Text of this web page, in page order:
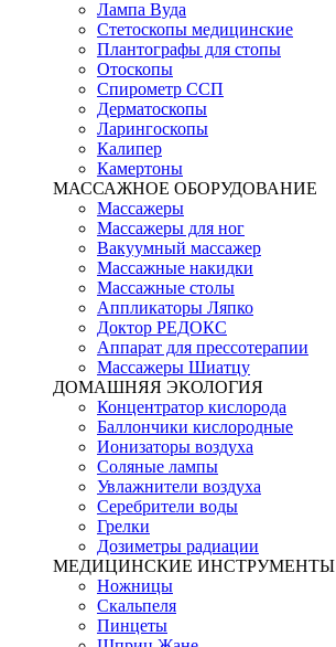
Лампа Вуда
Стетоскопы медицинские
Плантографы для стопы
Отоскопы
Спирометр ССП
Дерматоскопы
Ларингоскопы
Калипер
Камертоны
МАССАЖНОЕ ОБОРУДОВАНИЕ
Массажеры
Массажеры для ног
Вакуумный массажер
Массажные накидки
Массажные столы
Аппликаторы Ляпко
Доктор РЕДОКС
Аппарат для прессотерапии
Массажеры Шиатцу
ДОМАШНЯЯ ЭКОЛОГИЯ
Концентратор кислорода
Баллончики кислородные
Ионизаторы воздуха
Соляные лампы
Увлажнители воздуха
Серебрители воды
Грелки
Дозиметры радиации
МЕДИЦИНСКИЕ ИНСТРУМЕНТЫ
Ножницы
Скальпеля
Пинцеты